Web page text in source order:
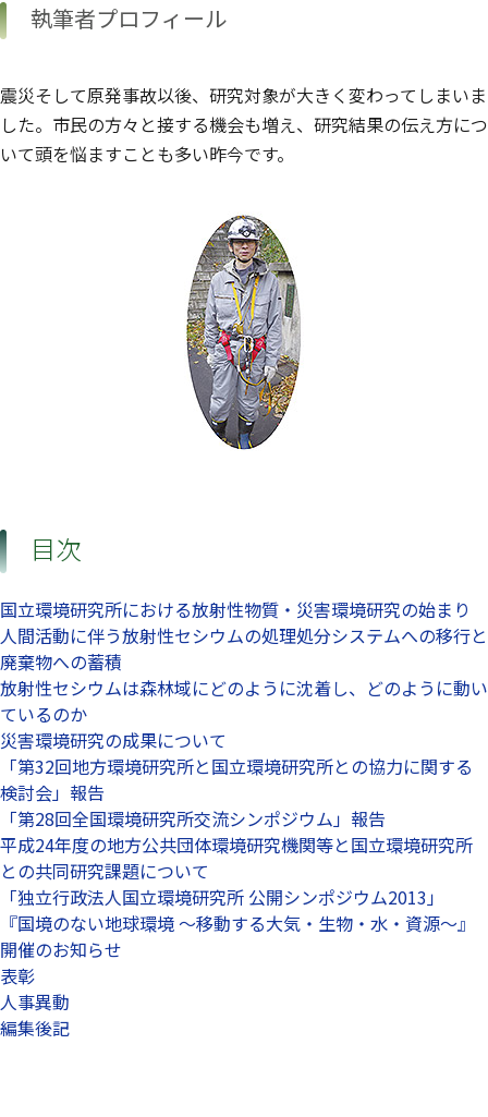
執筆者プロフィール
震災そして原発事故以後、研究対象が大きく変わってしまいま
した。市民の方々と接する機会も増え、研究結果の伝え方につ
いて頭を悩ますことも多い昨今です。
目次
国立環境研究所における放射性物質・災害環境研究の始まり
人間活動に伴う放射性セシウムの処理処分システムへの移行と
廃棄物への蓄積
放射性セシウムは森林域にどのように沈着し、どのように動い
ているのか
災害環境研究の成果について
「第32回地方環境研究所と国立環境研究所との協力に関する
検討会」報告
「第28回全国環境研究所交流シンポジウム」報告
平成24年度の地方公共団体環境研究機関等と国立環境研究所
との共同研究課題について
「独立行政法人国立環境研究所 公開シンポジウム2013」
『国境のない地球環境 ～移動する大気・生物・水・資源～』
開催のお知らせ
表彰
人事異動
編集後記